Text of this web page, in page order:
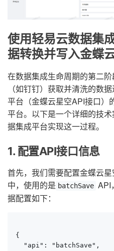
使用轻易云数据集
据转换并写入金蝶
在数据集成生命周期的第二
（如钉钉）获取并清洗的数
平台（金蝶云星空API接口）
平台。以下是一个详细的技
据集成平台实现这一过程。
1. 配置API接口信息
首先，我们需要配置金蝶云
中，使用的是 batchSave API
据配置如下：
{
  "api": "batchSave",